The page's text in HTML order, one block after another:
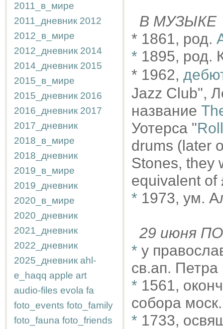
2011_в_мире
2011_дневник 2012
2012_в_мире
2012_дневник 2014
2014_дневник 2015
2015_в_мире
2015_дневник 2016
2016_дневник 2017
2017_дневник
2018_в_мире
2018_дневник
2019_в_мире
2019_дневник
2020_в_мире
2020_дневник
2021_дневник
2022_дневник
2025_дневник ahl-
e_haqq apple art
audio-files evola fa
foto_events foto_family
foto_fauna foto_friends
В МУЗЫКЕ
* 1861, род.
* 1895, род.
* 1962,
Jazz Club",
название
Уотерса "
drums (later
Stones, they
equivalent of
* 1973, ум.
29 июня
* у
св.ап.
* 1561,
собора
* 1733,